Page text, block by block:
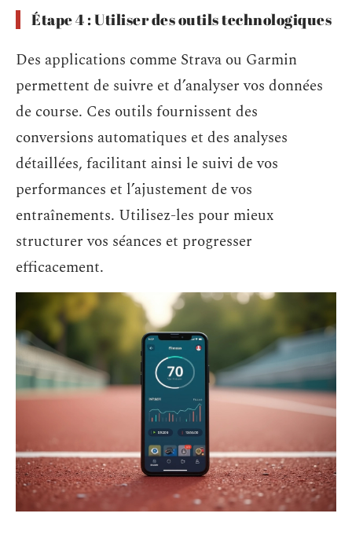
Étape 4 : Utiliser des outils technologiques
Des applications comme Strava ou Garmin
permettent de suivre et d’analyser vos données
de course. Ces outils fournissent des
conversions automatiques et des analyses
détaillées, facilitant ainsi le suivi de vos
performances et l’ajustement de vos
entraînements. Utilisez-les pour mieux
structurer vos séances et progresser
efficacement.